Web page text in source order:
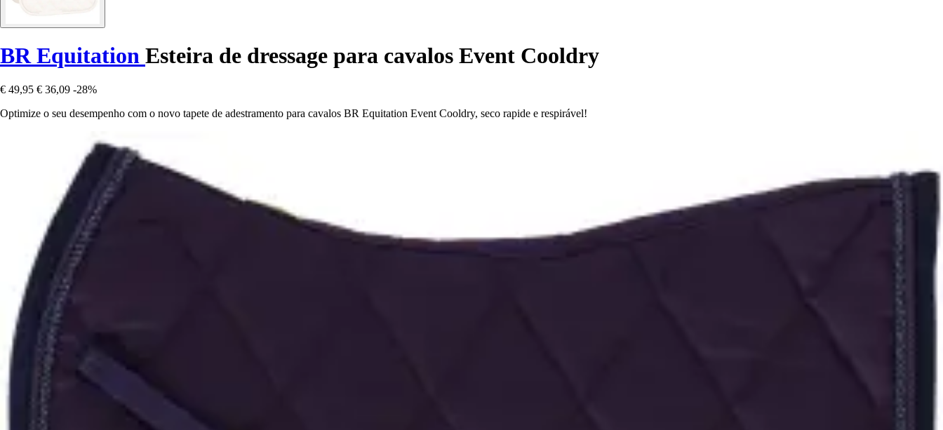
BR Equitation Esteira de dressage para cavalos Event Cooldry
€ 49,95 € 36,09 -28%
Optimize o seu desempenho com o novo tapete de adestramento para cavalos BR Equitation Event Cooldry, seco rapide e respirável!